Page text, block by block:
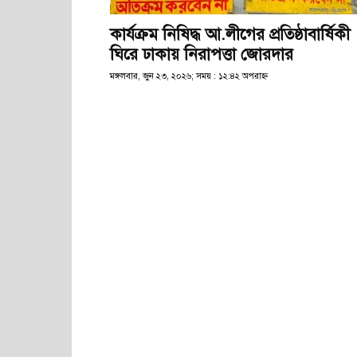
কার্যক্রম নিষিদ্ধ আ.লীগের প্রতিষ্ঠাবার্ষিকী
ঘিরে ঢাকায় নিরাপত্তা জোরদার
মঙ্গলবার, জুন ২৩, ২০২৬; সময় : ১২:৪২ অপরাহ্ণ